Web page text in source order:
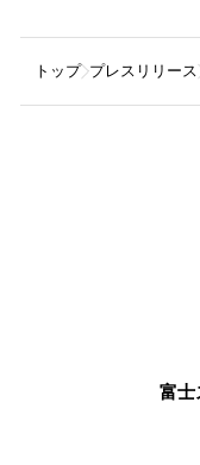
トップ プレスリリース
富士